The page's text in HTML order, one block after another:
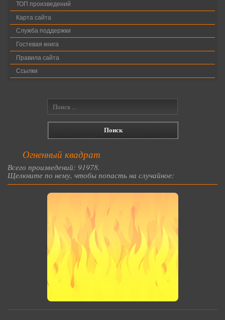
ТОП произведений
Карта сайта
Служба поддержки
Гостевая книга
Правила сайта
Ссылки
Огненный квадрат
Всего произведений: 91978.
Щелкните по нему, чтобы попасть на случайное: